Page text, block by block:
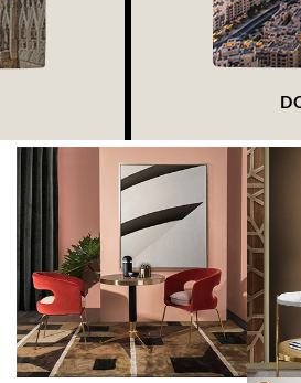
DOWNLOAD